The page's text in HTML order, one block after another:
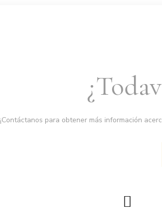
¡Contáctanos para obtener más información